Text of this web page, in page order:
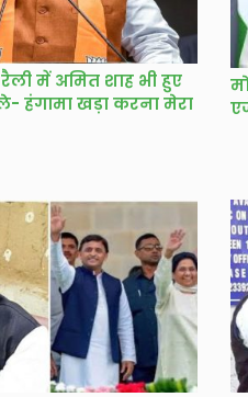
में अमित शाह भी हुए
हंगामा खड़ा करना मेरा